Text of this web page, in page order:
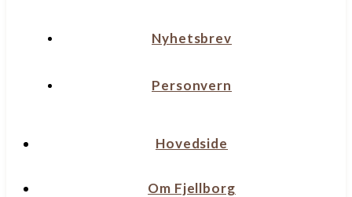
Nyhetsbrev
Personvern
Hovedside
Om Fjellborg